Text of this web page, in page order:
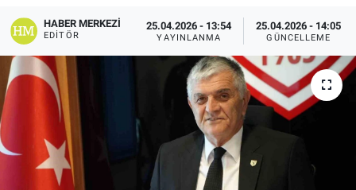
HABER MERKEZI
EDITÖR
25.04.2026 - 13:54
YAYINLANMA
25.04.2026 - 14:05
GÜNCELLEME